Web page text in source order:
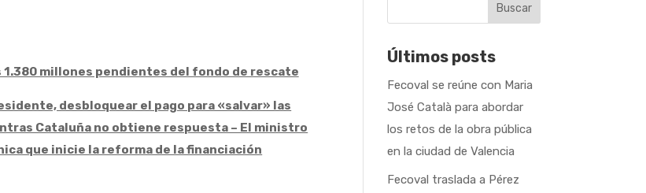
millones pendientes del fondo de rescate
desbloquear el pago para «salvar» las
Cataluña no obtiene respuesta – El ministro
que inicie la reforma de la financiación
Buscar
Últimos posts
Fecoval se reúne con Maria
José Català para abordar
los retos de la obra pública
en la ciudad de Valencia
Fecoval traslada a Pérez